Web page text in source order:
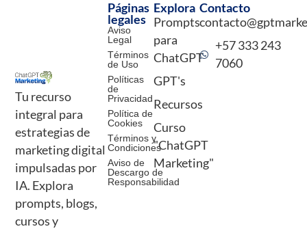
Tu recurso
integral para
estrategias de
marketing digital
impulsadas por
IA. Explora
prompts, blogs,
cursos y
Explora
Prompts
para
ChatGPT
GPT's
Recursos
Curso
"ChatGPT
Marketing"
Páginas
legales
Aviso
Legal
Términos
de Uso
Políticas
de
Privacidad
Política de
Cookies
Términos y
Condiciones
Aviso de
Descargo de
Responsabilidad
Contacto
+57 333 243
7060